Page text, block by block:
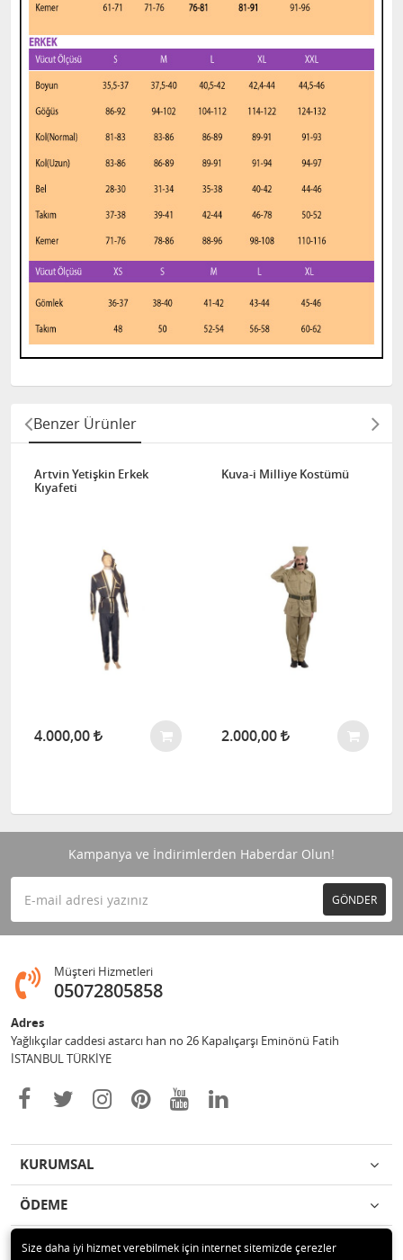
Benzer Ürünler
Artvin Yetişkin Erkek
Kıyafeti
4.000,00
Kuva-i Milliye Kostümü
2.000,00
Kampanya ve İndirimlerden Haberdar Olun!
GÖNDER
Müşteri Hizmetleri
05072805858
Adres
Yağlıkçılar caddesi astarcı han no 26 Kapalıçarşı Eminönü Fatih
İSTANBUL TÜRKİYE
KURUMSAL
ÖDEME
İLETİŞİM
Size daha iyi hizmet verebilmek için internet sitemizde çerezler